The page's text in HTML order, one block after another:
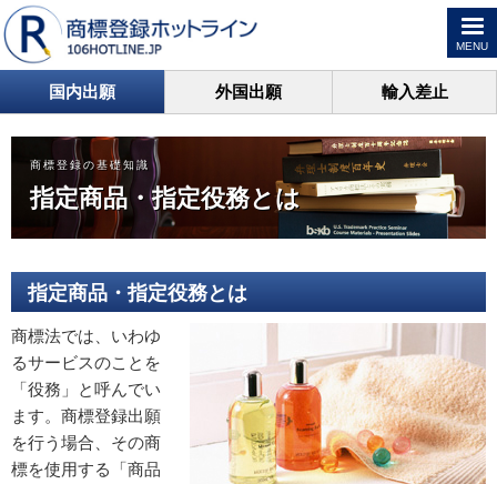
MENU
国内出願 外国出願 輸入差止
商標登録の基礎知識
指定商品・指定役務とは
指定商品・指定役務とは
商標法では、いわゆ
るサービスのことを
「役務」と呼んでい
ます。商標登録出願
を行う場合、その商
標を使用する「商品